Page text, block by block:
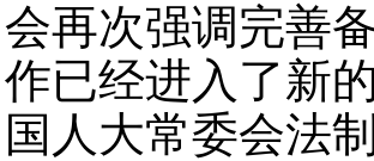
会再次强调完善
作已经进入了新
国人大常委会法